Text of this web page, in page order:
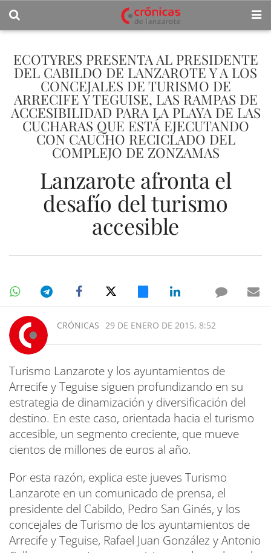
ECOTYRES PRESENTA AL PRESIDENTE
DEL CABILDO DE LANZAROTE Y A LOS
CONCEJALES DE TURISMO DE
ARRECIFE Y TEGUISE, LAS RAMPAS DE
ACCESIBILIDAD PARA LA PLAYA DE LAS
CUCHARAS QUE ESTÁ EJECUTANDO
CON CAUCHO RECICLADO DEL
COMPLEJO DE ZONZAMAS
Lanzarote afronta el
desafío del turismo
accesible
CRÓNICAS 29 DE ENERO DE 2015, 8:52
Turismo Lanzarote y los ayuntamientos de
Arrecife y Teguise siguen profundizando en su
estrategia de dinamización y diversificación del
destino. En este caso, orientada hacia el turismo
accesible, un segmento creciente, que mueve
cientos de millones de euros al año.
Por esta razón, explica este jueves Turismo
Lanzarote en un comunicado de prensa, el
presidente del Cabildo, Pedro San Ginés, y los
concejales de Turismo de los ayuntamientos de
Arrecife y Teguise, Rafael Juan González y Antonio